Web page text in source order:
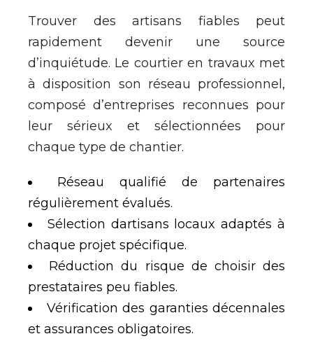
Trouver des artisans fiables peut
rapidement devenir une source
d’inquiétude. Le courtier en travaux met
à disposition son réseau professionnel,
composé d’entreprises reconnues pour
leur sérieux et sélectionnées pour
chaque type de chantier.
Réseau qualifié de partenaires
régulièrement évalués.
Sélection dartisans locaux adaptés à
chaque projet spécifique.
Réduction du risque de choisir des
prestataires peu fiables.
Vérification des garanties décennales
et assurances obligatoires.